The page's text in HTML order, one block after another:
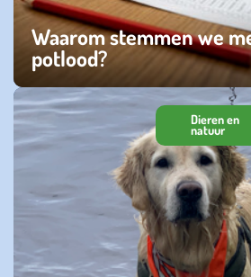
Waarom stemmen we
potlood?
maandag 16 maart 2026
Dieren en
natuur